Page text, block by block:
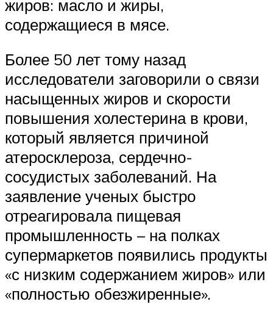
жиров: масло и жиры,
содержащиеся в мясе.
Более 50 лет тому назад
исследователи заговорили о связи
насыщенных жиров и скорости
повышения холестерина в крови,
который является причиной
атеросклероза, сердечно-
сосудистых заболеваний. На
заявление ученых быстро
отреагировала пищевая
промышленность – на полках
супермаркетов появились продукты
«с низким содержанием жиров» или
«полностью обезжиренные».